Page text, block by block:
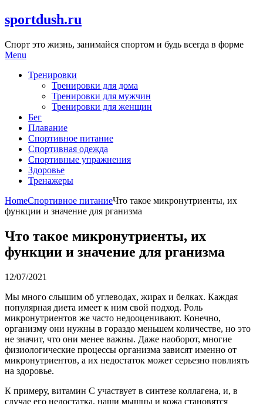
Skip
to
sportdush.ru
Спорт это жизнь, занимайся спортом и будь всегда в форме
Menu
Тренировки
Тренировки для дома
Тренировки для мужчин
Тренировки для женщин
Бег
Плавание
Спортивное питание
Спортивная одежда
Спортивные упражнения
Здоровье
Тренажеры
HomeСпортивное питаниеЧто такое микронутриенты, их
функции и значение для рганизма
Что такое микронутриенты, их
функции и значение для рганизма
12/07/2021
Мы много слышим об углеводах, жирах и белках. Каждая
популярная диета имеет к ним свой подход. Роль
микронутриентов же часто недооценивают. Конечно,
организму они нужны в гораздо меньшем количестве, но это
не значит, что они менее важны. Даже наоборот, многие
физиологические процессы организма зависят именно от
микронутриентов, а их недостаток может серьезно повлиять
на здоровье.
К примеру, витамин С участвует в синтезе коллагена, и, в
случае его недостатка, наши мышцы и кожа становятся